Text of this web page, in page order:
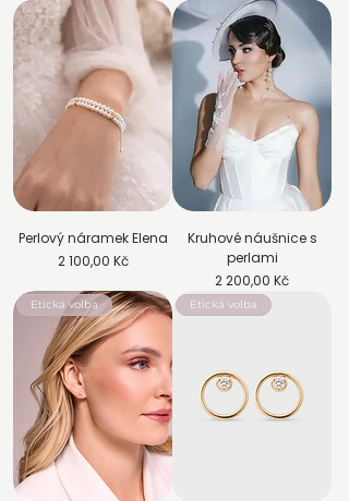
Perlový náramek Elena
Cena
2 100,00 Kč
Kruhové náušnice s
perlami
Cena
2 200,00 Kč
Etická volba Etická volba